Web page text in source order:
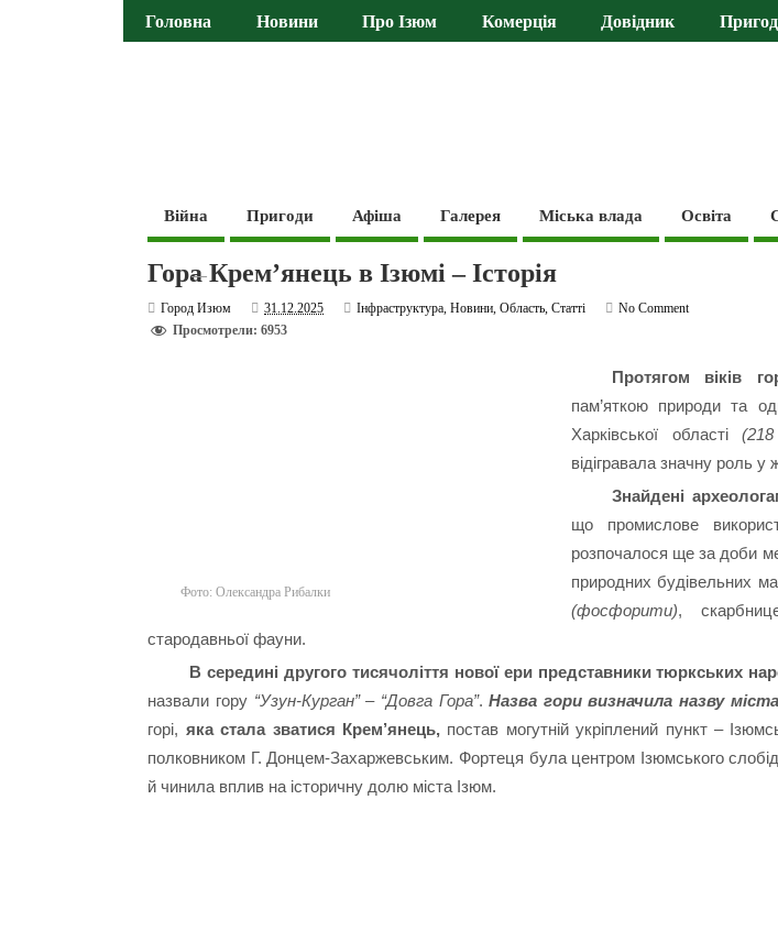
Головна Новини Про Ізюм Комерція Довідник
Війна Пригоди Афіша Галерея Міська влада Освіта
Гора Крем’янець в Ізюмі – Історія
Город Изюм 31.12.2025 Інфраструктура,Новини,Область,Статті
No Comment
Просмотрели: 6953
Фото: Олександра Рибалки
Протягом віків
пам’яткою природи та
Харківської області
відігравала значну роль у
Знайдені
що промислове
розпочалося ще за доби
природних будівельних
(фосфорити),
стародавньої фауни.
В середині другого тисячоліття нової ери представники тюркських
назвали гору “Узун-Курган” – “Довга Гора”.Назва гори визначила назву
горі, яка стала зватися Крем’янець, постав могутній укріплений пункт –
полковником Г. Донцем-Захаржевським. Фортеця була центром Ізюмського
й чинила вплив на історичну долю міста Ізюм.